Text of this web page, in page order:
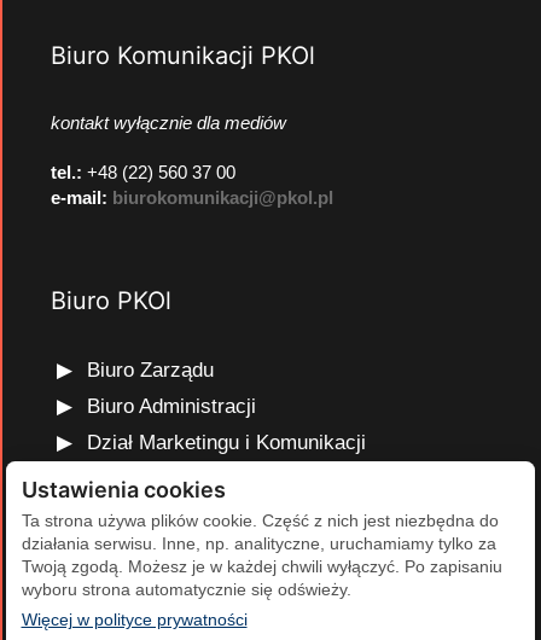
Biuro Komunikacji PKOl
kontakt wyłącznie dla mediów
tel.: +48 (22) 560 37 00
e-mail: biurokomunikacji@pkol.pl
Biuro PKOl
Biuro Zarządu
Biuro Administracji
Dział Marketingu i Komunikacji
Dział Edukacji Olimpijskiej
Dział Finansów i Kadr
Dział Projektów Olimpijskich
Dział Programów Rozwojowych
Ustawienia cookies
Ta strona używa plików cookie. Część z nich jest niezbędna do
działania serwisu. Inne, np. analityczne, uruchamiamy tylko za
Twoją zgodą. Możesz je w każdej chwili wyłączyć. Po zapisaniu
wyboru strona automatycznie się odświeży.
Więcej w polityce prywatności(otwiera się w nowej karcie)